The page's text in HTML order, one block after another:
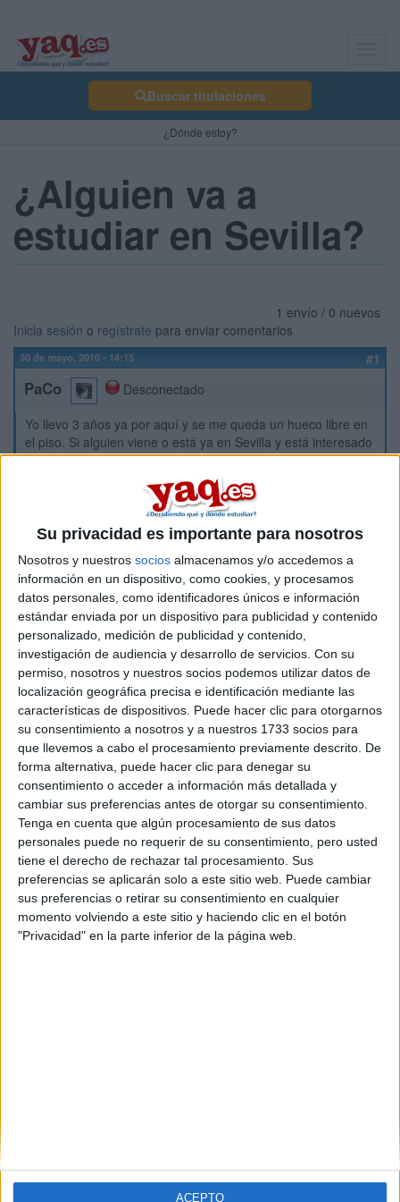
Su privacidad es importante para nosotros
Nosotros y nuestros socios almacenamos y/o accedemos a
información en un dispositivo, como cookies, y procesamos
datos personales, como identificadores únicos e información
estándar enviada por un dispositivo para publicidad y contenido
personalizado, medición de publicidad y contenido,
investigación de audiencia y desarrollo de servicios. Con su
permiso, nosotros y nuestros socios podemos utilizar datos de
localización geográfica precisa e identificación mediante las
características de dispositivos. Puede hacer clic para otorgarnos
su consentimiento a nosotros y a nuestros 1733 socios para
que llevemos a cabo el procesamiento previamente descrito. De
forma alternativa, puede hacer clic para denegar su
consentimiento o acceder a información más detallada y
cambiar sus preferencias antes de otorgar su consentimiento.
Tenga en cuenta que algún procesamiento de sus datos
personales puede no requerir de su consentimiento, pero usted
tiene el derecho de rechazar tal procesamiento. Sus
preferencias se aplicarán solo a este sitio web. Puede cambiar
sus preferencias o retirar su consentimiento en cualquier
momento volviendo a este sitio y haciendo clic en el botón
"Privacidad" en la parte inferior de la página web.
ACEPTO
Buscar titulaciones
¿Dónde estoy?
¿Alguien va a
estudiar en Sevilla?
1 envío / 0 nuevos
Inicia sesión o regístrate para enviar comentarios
30 de mayo, 2010 - 14:15 #1
PaCo
Desconectado
Yo llevo 3 años ya por aquí y se me queda un hueco libre en
el piso. Si alguien viene o está ya en Sevilla y está interesado
que me mande un mail o algo ^^, la zona es tranquila y el
piso es grandecito y sólo a compartir conmigo, qué más se
Soy estudiante de 3º de biotecnología, por si interesa el
detalle.
What do you do when you're stranded and there ain't nothing
on the roll?
To prove you're a man you must wipe it with your hand!
Stranded
Stranded on a toilet bowl !
Inicio
Etiquetas: La universidad - un mundo Biotecnología Sevilla